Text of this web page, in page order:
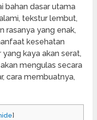
bahan dasar utama
tekstur lembut,
rasanya yang enak,
kesehatan
kaya akan serat,
mengulas secara
cara membuatnya,
]